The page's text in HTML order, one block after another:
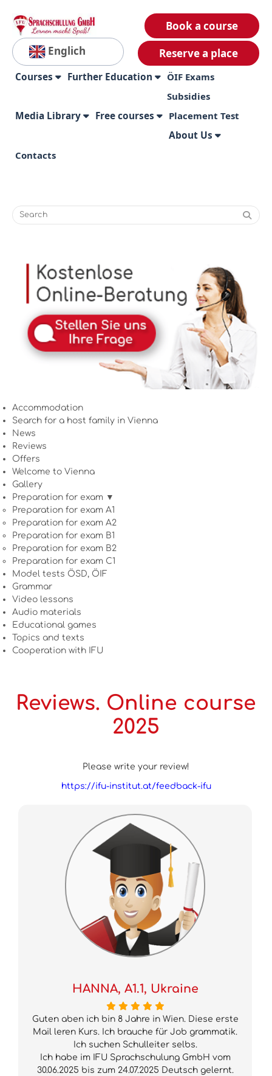
Englich
Book a course
Reserve a place
Courses Further Education
ÖIF Exams
Subsidies
Media Library Free courses Placement Test
About Us
Contacts
Accommodation
Search for a host family in Vienna
News
Reviews
Offers
Welcome to Vienna
Gallery
Preparation for exam ▼
Preparation for exam A1
Preparation for exam A2
Preparation for exam B1
Preparation for exam B2
Preparation for exam C1
Model tests ÖSD, ÖIF
Grammar
Video lessons
Audio materials
Educational games
Topics and texts
Cooperation with IFU
Reviews. Online course
2025
Please write your review!
https://ifu-institut.at/feedback-ifu
HANNA, A1.1, Ukraine
Guten aben ich bin 8 Jahre in Wien. Diese erste
Mail leren Kurs. Ich brauche für Job grammatik.
Ich suchen Schulleiter selbs.
Ich habe im IFU Sprachschulung GmbH vom
30.06.2025 bis zum 24.07.2025 Deutsch gelernt.